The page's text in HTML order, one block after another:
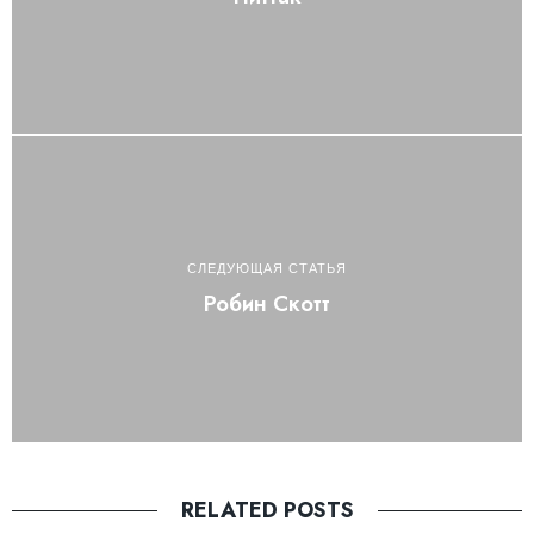
СЛЕДУЮЩАЯ СТАТЬЯ
Робин Скотт
RELATED POSTS